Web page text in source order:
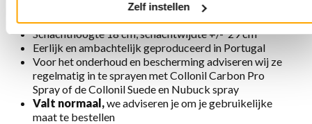
Zelf instellen
Verkrijgbaar in verschillende kleuren
Schachthoogte 18 cm, schachtwijdte +/- 29 cm
Eerlijk en ambachtelijk geproduceerd in Portugal
Voor het onderhoud en bescherming adviseren wij ze
regelmatig in te sprayen met Collonil Carbon Pro
Spray of de Collonil Suede en Nubuck spray
Valt normaal,we adviseren je om je gebruikelijke
maat te bestellen